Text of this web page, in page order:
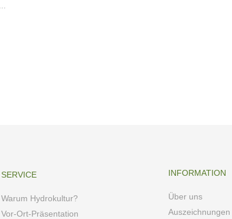
SERVICE
Warum Hydrokultur?
Vor-Ort-Präsentation
INFORMATION
Über uns
Auszeichnungen